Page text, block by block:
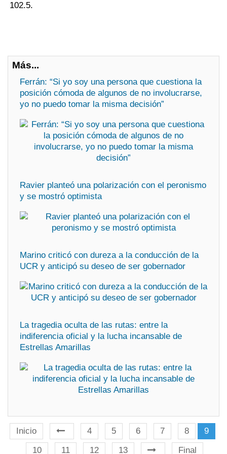
102.5.
Más...
Ferrán: “Si yo soy una persona que cuestiona la
posición cómoda de algunos de no involucrarse,
yo no puedo tomar la misma decisión”
Ravier planteó una polarización con el peronismo
y se mostró optimista
Marino criticó con dureza a la conducción de la
UCR y anticipó su deseo de ser gobernador
La tragedia oculta de las rutas: entre la
indiferencia oficial y la lucha incansable de
Estrellas Amarillas
Inicio 4 5 6 7 8
9
10
11 12 13 Final